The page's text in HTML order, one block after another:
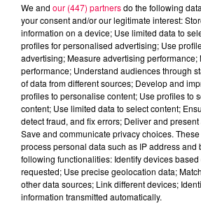
MAGNUM LA RADIO
FLASHBACK
1979
LES BRONZES FONT DU SKI
SUPERTRAMP BREAKFAST IN
NATHAN SLAMA
FLASHBACK sur l'année 1979
We and our (447) partnersdo the following
your consent and/or our legitimate interest:
information on a device; Use limited data to
profiles for personalised advertising; Use
advertising; Measure advertising performance;
performance; Understand audiences through
of data from different sources; Develop and
profiles to personalise content; Use profiles to
content; Use limited data to select content;
detect fraud, and fix errors; Deliver and
Save and communicate privacy choices.
process personal data such as IP address and
following functionalities: Identify devices
requested; Use precise geolocation data;
other data sources; Link different devices;
information transmitted automatically.